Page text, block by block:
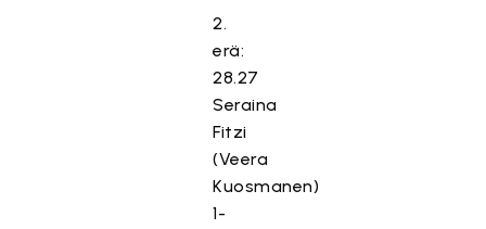
2.
erä:
28.27
Seraina
Fitzi
(Veera
Kuosmanen)
1-